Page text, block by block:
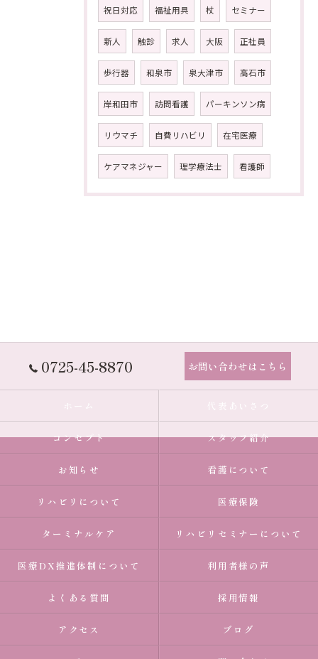
祝日対応 福祉用具 杖 セミナー
新人 触診 求人 大阪 正社員
歩行器 和泉市 泉大津市 高石市
岸和田市 訪問看護 パーキンソン病
リウマチ 自費リハビリ 在宅医療
ケアマネジャー 理学療法士 看護師
0725-45-8870 お問い合わせはこちら
ホーム 代表あいさつ
コンセプト スタッフ紹介
お知らせ 看護について
リハビリについて 医療保険
ターミナルケア リハビリセミナーについて
医療DX推進体制について 利用者様の声
よくある質問 採用情報
アクセス ブログ